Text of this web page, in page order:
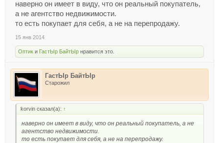
наверно он имеет в виду, что он реальный покупатель,
а не агентство недвижимости.
то есть покупает для себя, а не на перепродажу.
15 янв 2014
Оптик и ГастЫр БайтЫр нравится это.
ГастЫр БайтЫр
Старожил
korvin сказал(а): ↑
наверно он имеет в виду, что он реальный покупатель, а не
агентство недвижимости.
то есть покупает для себя, а не на перепродажу.